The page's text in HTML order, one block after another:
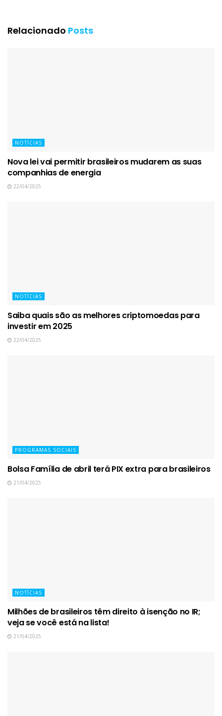
Relacionado Posts
NOTÍCIAS
Nova lei vai permitir brasileiros mudarem as suas
companhias de energia
22/04/2025
NOTÍCIAS
Saiba quais são as melhores criptomoedas para
investir em 2025
22/04/2025
PROGRAMAS SOCIAIS
Bolsa Família de abril terá PIX extra para brasileiros
21/04/2025
NOTÍCIAS
Milhões de brasileiros têm direito à isenção no IR;
veja se você está na lista!
21/04/2025